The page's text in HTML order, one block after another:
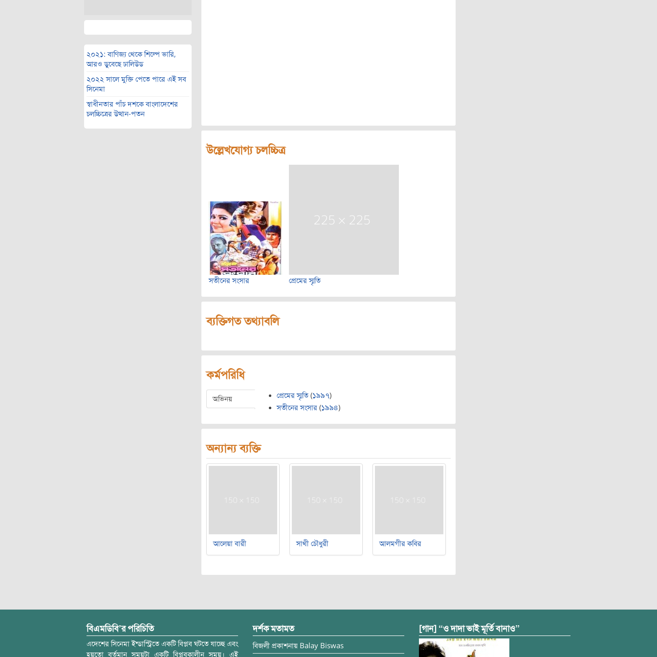
২০২১: বাণিজ্য থেকে শিল্পে ভারি,
আরও ডুবেছে ঢালিউড
২০২২ সালে মুক্তি পেতে পারে এই সব
সিনেমা
স্বাধীনতার পাঁচ দশকে বাংলাদেশের
চলচ্চিত্রের উত্থান-পতন
উল্লেখযোগ্য চলচ্চিত্র
সতীনের সংসার প্রেমের স্মৃতি
ব্যক্তিগত তথ্যাবলি
কর্মপরিধি
অভিনয় প্রেমের স্মৃতি (১৯৯৭)
সতীনের সংসার (১৯৯৪)
অন্যান্য ব্যক্তি
আলেয়া বারী সাথী চৌধুরী আলমগীর কবির
বিএমডিবি’র পরিচিতি
এদেশের সিনেমা ইন্ডাস্ট্রিতে একটি বিপ্লব ঘটতে যাচ্ছে এবং
হয়তো বর্তমান সময়টা একটি বিপ্লবকালীন সময়। এই
দর্শক মতামত
বিজলী প্রকাশনায় Balay Biswas
[গান] “ও দাদা ভাই মূর্তি বানাও”